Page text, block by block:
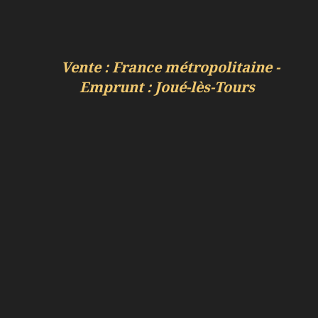
Vente : France métropolitaine -
Emprunt : Joué-lès-Tours